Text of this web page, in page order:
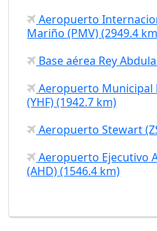
Aeropuerto
Mariño (PMV) (2949.4
Base aérea Rey
Aeropuerto Municipal
(YHF) (1942.7 km)
Aeropuerto Stewart
Aeropuerto Ejecutivo
(AHD) (1546.4 km)